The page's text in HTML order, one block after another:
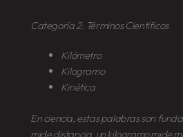
Categoría 2: Términos Científicos
Kilómetro
Kilogramo
Kinética
En ciencia, estas palabras son
mide distancia, unkilogramomide